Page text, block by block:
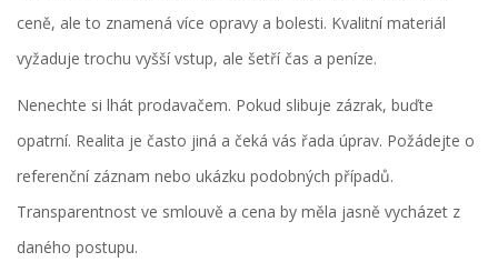
ceně, ale to znamená více opravy a bolesti. Kvalitní materiál
vyžaduje trochu vyšší vstup, ale šetří čas a peníze.
Nenechte si lhát prodavačem. Pokud slibuje zázrak, buďte
opatrní. Realita je často jiná a čeká vás řada úprav. Požádejte o
referenční záznam nebo ukázku podobných případů.
Transparentnost ve smlouvě a cena by měla jasně vycházet z
daného postupu.